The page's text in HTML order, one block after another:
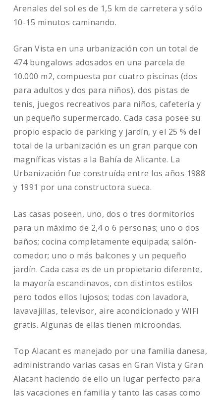
Arenales del sol es de 1,5 km de carretera y sólo
10-15 minutos caminando.
Gran Vista en una urbanización con un total de
474 bungalows adosados en una parcela de
10.000 m2, compuesta por cuatro piscinas (dos
para adultos y dos para niños), dos pistas de
tenis, juegos recreativos para niños, cafetería y
un pequeño supermercado. Cada casa posee su
propio espacio de parking y jardín, y el 25 % del
total de la urbanización es un gran parque con
magníficas vistas a la Bahía de Alicante. La
Urbanización fue construída entre los años 1988
y 1991 por una constructora sueca.
Las casas poseen, uno, dos o tres dormitorios
para un máximo de 2,4 o 6 personas; uno o dos
baños; cocina completamente equipada; salón-
comedor; uno o más balcones y un pequeño
jardín. Cada casa es de un propietario diferente,
la mayoría escandinavos, con distintos estilos
pero todos ellos lujosos; todas con lavadora,
lavavajillas, televisor, aire acondicionado y WIFI
gratis. Algunas de ellas tienen microondas.
Top Alacant es manejado por una familia danesa,
administrando varias casas en Gran Vista y Gran
Alacant haciendo de ello un lugar perfecto para
las vacaciones en familia y tanto las casas como